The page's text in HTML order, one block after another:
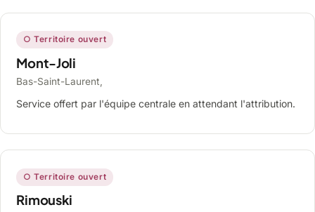
○ Territoire ouvert
Mont-Joli
Bas-Saint-Laurent,
Service offert par l'équipe centrale en attendant l'attribution.
○ Territoire ouvert
Rimouski